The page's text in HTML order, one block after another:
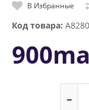
В Избранные
Код товара: